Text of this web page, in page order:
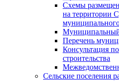
Схемы
на территории
Перечень
Консультация
строительства
Сельские поселения